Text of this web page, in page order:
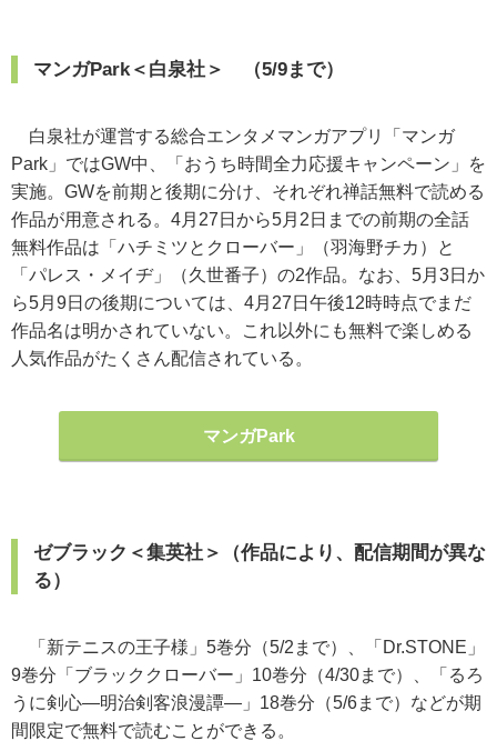
マンガPark＜白泉社＞ （5/9まで）
白泉社が運営する総合エンタメマンガアプリ「マンガ
Park」ではGW中、「おうち時間全力応援キャンペーン」を
実施。GWを前期と後期に分け、それぞれ禅話無料で読める
作品が用意される。4月27日から5月2日までの前期の全話
無料作品は「ハチミツとクローバー」（羽海野チカ）と
「パレス・メイヂ」（久世番子）の2作品。なお、5月3日か
ら5月9日の後期については、4月27日午後12時時点でまだ
作品名は明かされていない。これ以外にも無料で楽しめる
人気作品がたくさん配信されている。
マンガPark
ゼブラック＜集英社＞（作品により、配信期間が異な
る）
「新テニスの王子様」5巻分（5/2まで）、「Dr.STONE」
9巻分「ブラッククローバー」10巻分（4/30まで）、「るろ
うに剣心―明治剣客浪漫譚―」18巻分（5/6まで）などが期
間限定で無料で読むことができる。